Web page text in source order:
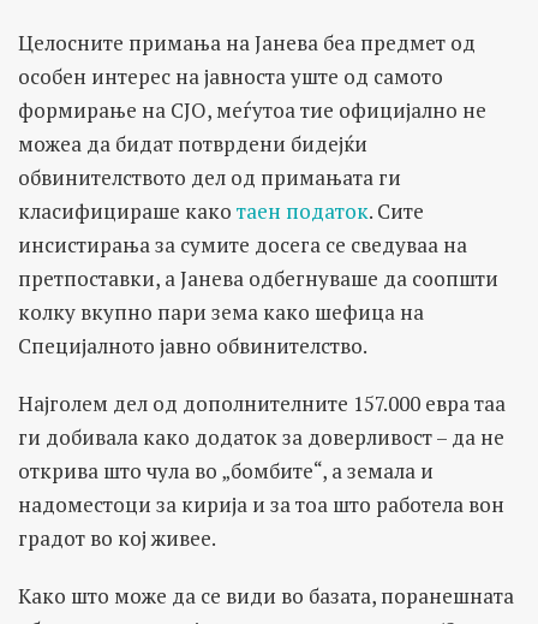
Целосните примања на Јанева беа предмет од
особен интерес на јавноста уште од самото
формирање на СЈО, меѓутоа тие официјално не
можеа да бидат потврдени бидејќи
обвинителството дел од примањата ги
класифицираше како таен податок. Сите
инсистирања за сумите досега се сведуваа на
претпоставки, а Јанева одбегнуваше да соопшти
колку вкупно пари зема како шефица на
Специјалното јавно обвинителство.
Најголем дел од дополнителните 157.000 евра таа
ги добивала како додаток за доверливост – да не
открива што чула во „бомбите“, а земала и
надоместоци за кирија и за тоа што работела вон
градот во кој живее.
Како што може да се види во базата, поранешната